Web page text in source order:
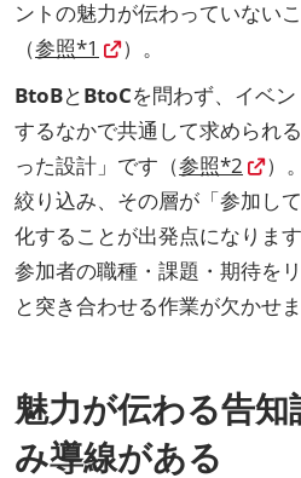
ントの魅力が伝わっていない
（参照*1
）。
BtoBとBtoCを問わず、イベ
するなかで共通して求められ
った設計」です（参照*2
）
絞り込み、その層が「参加し
化することが出発点になりま
参加者の職種・課題・期待を
と突き合わせる作業が欠かせま
魅力が伝わる告
み導線がある